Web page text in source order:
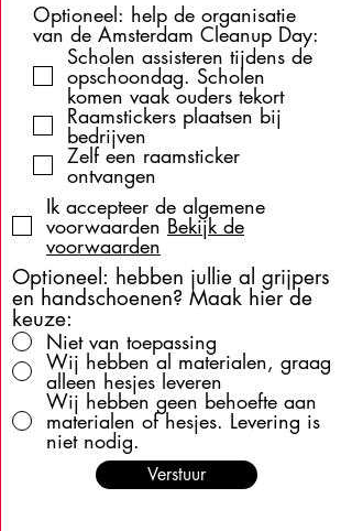
Optioneel: help de organisatie
van de Amsterdam Cleanup Day:
Scholen assisteren tijdens de
opschoondag. Scholen
komen vaak ouders tekort
Raamstickers plaatsen bij
bedrijven
Zelf een raamsticker
ontvangen
Ik accepteer de algemene
voorwaarden Bekijk de
voorwaarden
Optioneel: hebben jullie al grijpers
en handschoenen? Maak hier de
keuze:
Niet van toepassing
Wij hebben al materialen, graag
alleen hesjes leveren
Wij hebben geen behoefte aan
materialen of hesjes. Levering is
niet nodig.
Verstuur